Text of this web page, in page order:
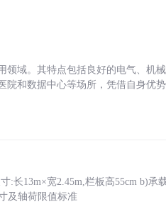
领域。其特点包括良好的电气、机
院和数据中心等场所，凭借自身优
:长13m×宽2.45m,栏板高55cm b)承
及轴荷限值标准